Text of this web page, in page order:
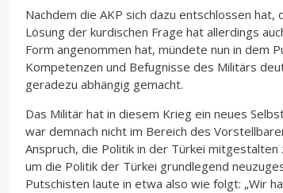
Nachdem die AKP sich dazu entschlossen
Lösung der kurdischen Frage hat allerdings
Form angenommen hat, mündete nun in dem
Kompetenzen und Befugnisse des Militärs
geradezu abhängig gemacht.
Das Militär hat in diesem Krieg ein neues
war demnach nicht im Bereich des
Anspruch, die Politik in der Türkei
um die Politik der Türkei grundlegend
Putschisten laute in etwa also wie folgt: „Wir